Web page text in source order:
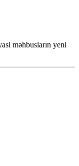
məhbusların yeni